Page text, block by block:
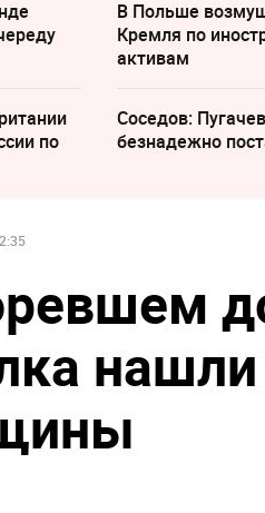
В Польше
Кремля по
активам
по
Соседов:
безнадежно